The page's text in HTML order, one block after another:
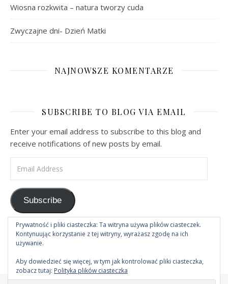
Wiosna rozkwita – natura tworzy cuda
Zwyczajne dni- Dzień Matki
NAJNOWSZE KOMENTARZE
SUBSCRIBE TO BLOG VIA EMAIL
Enter your email address to subscribe to this blog and
receive notifications of new posts by email.
Subscribe
Dołącz do 1 innego subskrybenta
Prywatność i pliki ciasteczka: Ta witryna używa plików ciasteczek.
Kontynuując korzystanie z tej witryny, wyrażasz zgodę na ich
używanie.
Aby dowiedzieć się więcej, w tym jak kontrolować pliki ciasteczka,
zobacz tutaj: Polityka plików ciasteczka